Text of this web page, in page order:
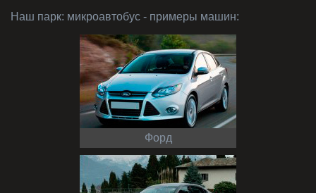
Наш парк: микроавтобус - примеры машин:
Форд